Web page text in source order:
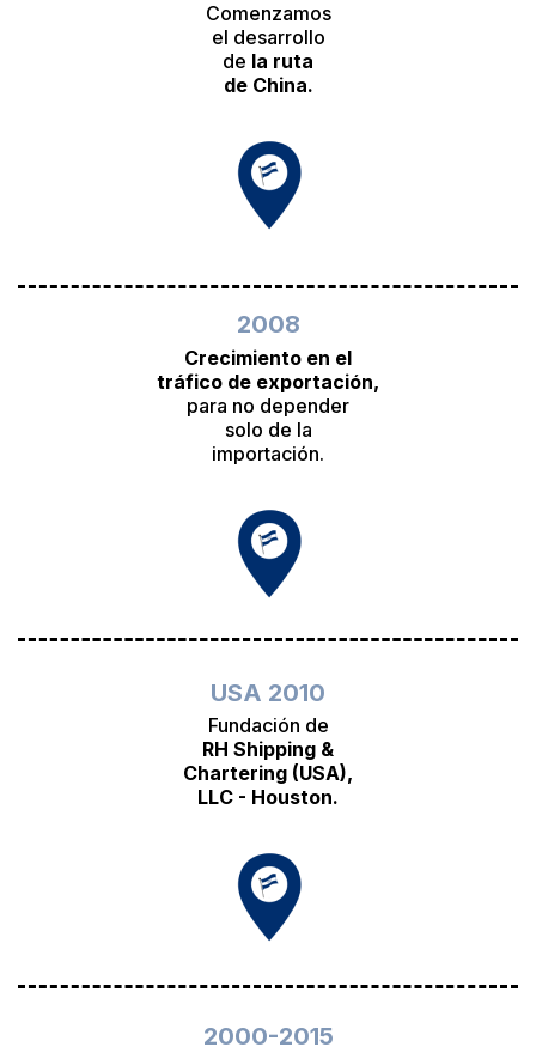
Comenzamos
el desarrollo
de la ruta
de China.
2008
Crecimiento en el
tráfico de exportación,
para no depender
solo de la
importación.
USA 2010
Fundación de
RH Shipping &
Chartering (USA),
LLC - Houston.
2000-2015